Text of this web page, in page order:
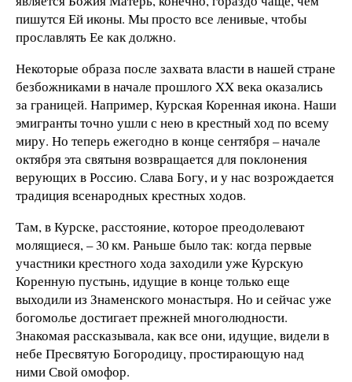
пишутся Ей иконы. Мы просто все ленивые, чтобы
прославлять Ее как должно.
Некоторые образа после захвата власти в нашей стране
безбожниками в начале прошлого XX века оказались
за границей. Например, Курская Коренная икона. Наши
эмигранты точно ушли с нею в крестный ход по всему
миру. Но теперь ежегодно в конце сентября – начале
октября эта святыня возвращается для поклонения
верующих в Россию. Слава Богу, и у нас возрождается
традиция всенародных крестных ходов.
Там, в Курске, расстояние, которое преодолевают
молящиеся, – 30 км. Раньше было так: когда первые
участники крестного хода заходили уже Курскую
Коренную пустынь, идущие в конце только еще
выходили из Знаменского монастыря. Но и сейчас уже
богомолье достигает прежней многолюдности.
Знакомая рассказывала, как все они, идущие, видели в
небе Пресвятую Богородицу, простирающую над
ними Свой омофор.